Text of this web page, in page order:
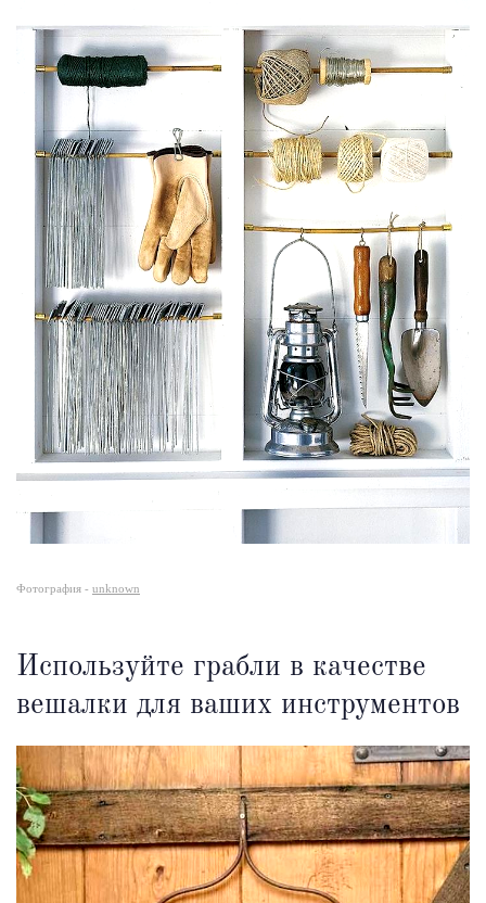
Фотография - unknown
Используйте грабли в качестве
вешалки для ваших инструментов